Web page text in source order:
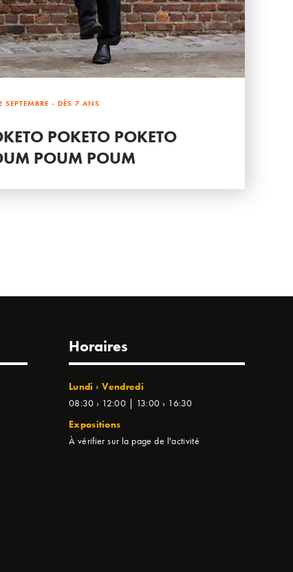
SEPTEMBRE - DÈS 7 ANS
POKETO POKETO
POUM POUM
Horaires
Lundi › Vendredi
08:30 › 12:00 | 13:00 › 16:30
Expositions
À vérifier sur la page de l'activité